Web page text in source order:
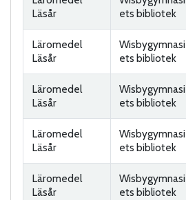
Läsår
ets bibliotek
Läromedel
Läsår
Wisbygymnasi
ets bibliotek
Läromedel
Läsår
Wisbygymnasi
ets bibliotek
Läromedel
Läsår
Wisbygymnasi
ets bibliotek
Läromedel
Läsår
Wisbygymnasi
ets bibliotek